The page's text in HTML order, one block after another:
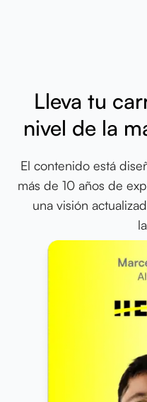
Lleva tu
nivel de la
El contenido está
más de 10 años de
una visión